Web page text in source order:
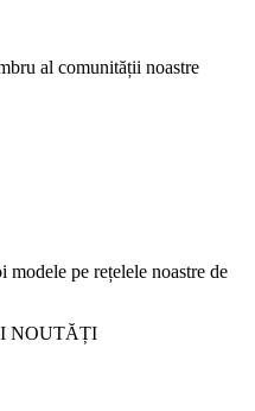
al comunității noastre
modele pe rețelele noastre de
NOUTĂȚI